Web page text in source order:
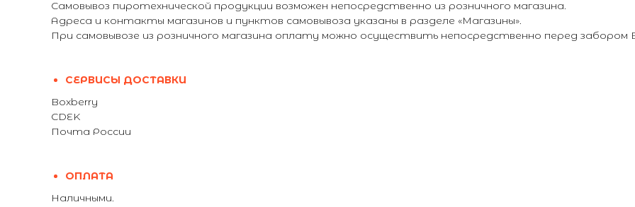
Самовывоз пиротехнической продукции возможен непосредственно из розничного магазина.
Адреса и контакты магазинов и пунктов самовывоза указаны в разделе «Магазины».
При самовывозе из розничного магазина оплату можно осуществить непосредственно перед забором
СЕРВИСЫ ДОСТАВКИ
Boxberry
CDEK
Почта России
ОПЛАТА
Наличными.